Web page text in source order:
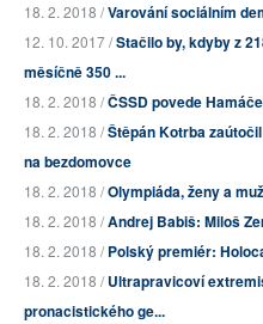
18. 2. 2018 /Varování sociálním
12. 10. 2017 /Stačilo by, kdyby z
měsíčně 350 ...
18. 2. 2018 /ČSSD povede
18. 2. 2018 /Štěpán Kotrba
na bezdomovce
18. 2. 2018 /Olympiáda, ženy a
18. 2. 2018 /Andrej Babiš: Miloš
18. 2. 2018 /Polský premiér:
18. 2. 2018 /Ultrapravicoví
pronacistického ge...